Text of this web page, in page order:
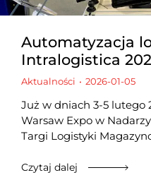
Automatyzacja
Intralogistica
Aktualności 2026-01-05
Już w dniach 3-5 lutego
Warsaw Expo w
Targi Logistyki
Czytaj dalej